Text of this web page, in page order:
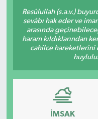
Resûlullah (s.a.v.)
sevâbı hak eder ve
arasında
haram kıldıklarından
cahilce hareketlerini
İMSAK